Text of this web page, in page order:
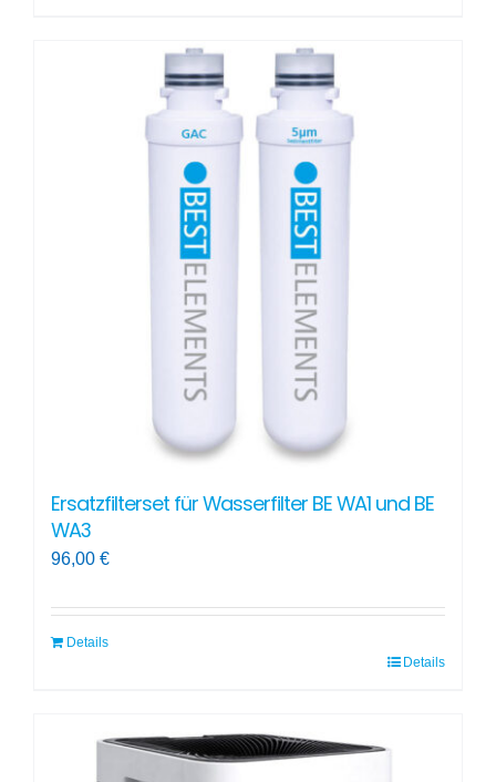
Ersatzfilterset für Wasserfilter BE WA1 und BE
WA3
96,00 €
Details
Details